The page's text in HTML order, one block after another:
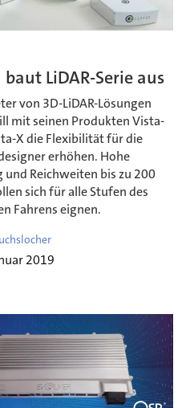
LiDAR-Serie aus
von 3D-LiDAR-Lösungen
mit seinen Produkten Vista-
X die Flexibilität für die
erhöhen. Hohe
und Reichweiten bis zu 200
sich für alle Stufen des
Fahrens eignen.
2019